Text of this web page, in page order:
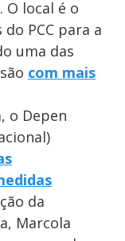
O local é o
PCC para a
uma das
com mais
o Depen
da
Marcola